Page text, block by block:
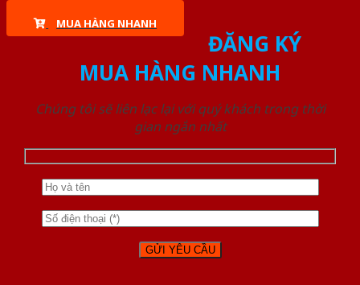
MUA HÀNG NHANH
ĐĂNG KÝ
MUA HÀNG NHANH
Chúng tôi sẽ liên lạc lại với quý khách trong thời
gian ngắn nhất